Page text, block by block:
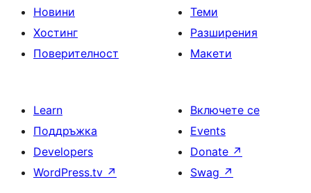
Новини
Хостинг
Поверителност
Теми
Разширения
Макети
Learn
Поддръжка
Developers
WordPress.tv ↗
Включете се
Events
Donate ↗
Swag ↗